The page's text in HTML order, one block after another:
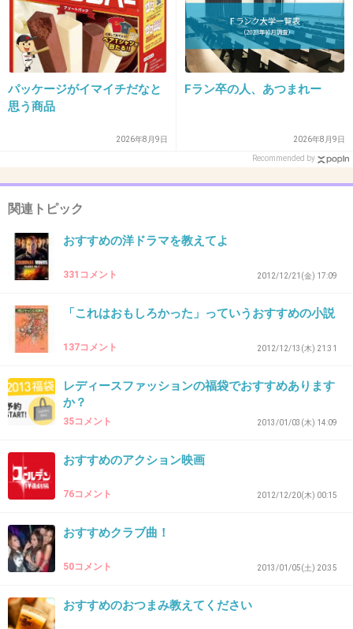
イオンとかのスーパーで売ってるとんでもなく
かわいくないデカパンです。
誰にも見せないし、大きいから安心します(｡･
ω･｡)
生理中はかわいさより履き心地重視!
普段と同じパンツ履いてる人は凄いな…
私は無理です(T_T)
2013/02/20(水) 01:01:19
綿100％のものにしています。
化繊だと膀胱炎になりやすくなって、普段も綿しか履けな
45. 匿名2013/02/20(水) 01:12:53
このトピまさか男が立ててないよね？
疑う訳じゃないけど…
パッケージがイマイチだなと
思う商品
2026年8月9日
Fラン卒の人、あつまれー
2026年8月9日
Recommended by
関連トピック
おすすめの洋ドラマを教えてよ
331コメント 2012/12/21(金) 17:09
「これはおもしろかった」っていうおすすめの小説
137コメント 2012/12/13(木) 21:31
レディースファッションの福袋でおすすめあります
か？
35コメント 2013/01/03(木) 14:09
おすすめのアクション映画
76コメント 2012/12/20(木) 00:15
おすすめクラブ曲！
50コメント 2013/01/05(土) 20:35
おすすめのおつまみ教えてください